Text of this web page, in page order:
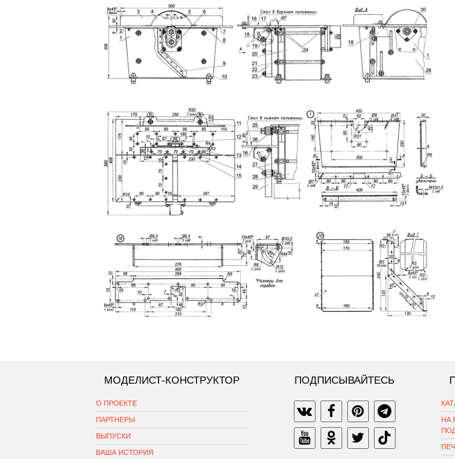
МОДЕЛИСТ-КОНСТРУКТОР
О ПРОЕКТЕ
ПАРТНЕРЫ
ВЫПУСКИ
ВАША ИСТОРИЯ
ПОДПИСЫВАЙТЕСЬ
НА